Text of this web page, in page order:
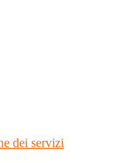
dei servizi